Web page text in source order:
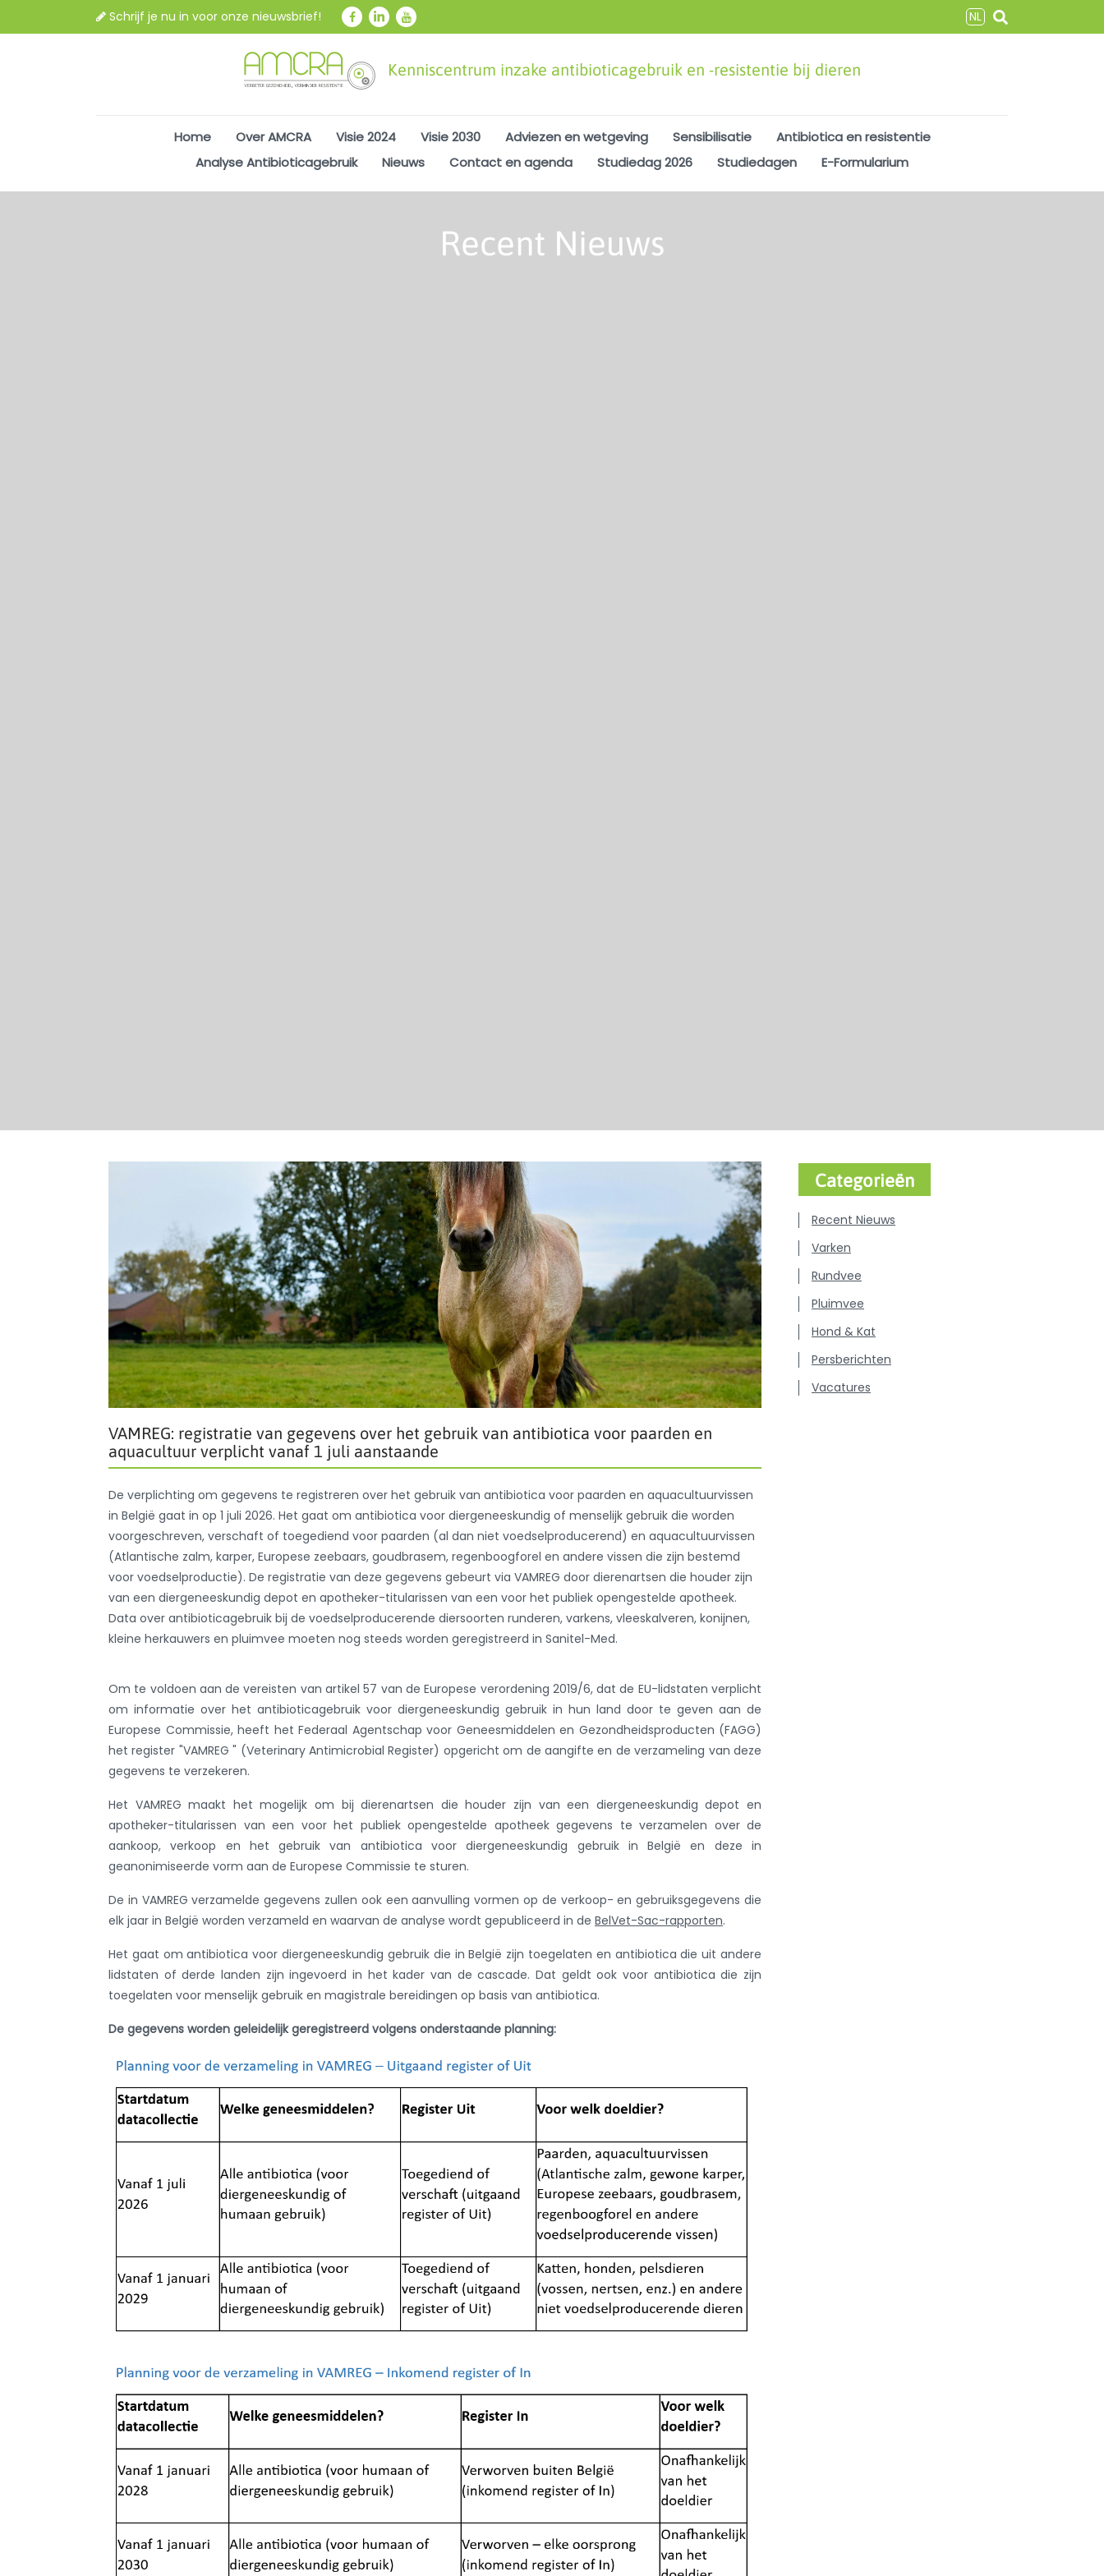
Schrijf je nu in voor onze nieuwsbrief! NL
Kenniscentrum inzake antibioticagebruik en -resistentie bij dieren
Home Over AMCRA Visie 2024 Visie 2030 Adviezen en wetgeving Sensibilisatie
Antibiotica en resistentie
Analyse Antibioticagebruik
Nieuws Contact en agenda Studiedag 2026 Studiedagen E-Formularium
Recent Nieuws
VAMREG: registratie van gegevens over het gebruik van antibiotica voor paarden en
aquacultuur verplicht vanaf 1 juli aanstaande
De verplichting om gegevens te registreren over het gebruik van antibiotica voor paarden en aquacultuurvissen
in België gaat in op 1 juli 2026. Het gaat om antibiotica voor diergeneeskundig of menselijk gebruik die worden
voorgeschreven, verschaft of toegediend voor paarden (al dan niet voedselproducerend) en aquacultuurvissen
(Atlantische zalm, karper, Europese zeebaars, goudbrasem, regenboogforel en andere vissen die zijn bestemd
voor voedselproductie). De registratie van deze gegevens gebeurt via VAMREG door dierenartsen die houder zijn
van een diergeneeskundig depot en apotheker-titularissen van een voor het publiek opengestelde apotheek.
Data over antibioticagebruik bij de voedselproducerende diersoorten runderen, varkens, vleeskalveren, konijnen,
kleine herkauwers en pluimvee moeten nog steeds worden geregistreerd in Sanitel-Med.
Om te voldoen aan de vereisten van artikel 57 van de Europese verordening 2019/6, dat de EU-lidstaten verplicht
om informatie over het antibioticagebruik voor diergeneeskundig gebruik in hun land door te geven aan de
Europese Commissie, heeft het Federaal Agentschap voor Geneesmiddelen en Gezondheidsproducten (FAGG)
het register "VAMREG " (Veterinary Antimicrobial Register) opgericht om de aangifte en de verzameling van deze
gegevens te verzekeren.
Het VAMREG maakt het mogelijk om bij dierenartsen die houder zijn van een diergeneeskundig depot en
apotheker-titularissen van een voor het publiek opengestelde apotheek gegevens te verzamelen over de
aankoop, verkoop en het gebruik van antibiotica voor diergeneeskundig gebruik in België en deze in
geanonimiseerde vorm aan de Europese Commissie te sturen.
De in VAMREG verzamelde gegevens zullen ook een aanvulling vormen op de verkoop- en gebruiksgegevens die
elk jaar in België worden verzameld en waarvan de analyse wordt gepubliceerd in de BelVet-Sac-rapporten.
Het gaat om antibiotica voor diergeneeskundig gebruik die in België zijn toegelaten en antibiotica die uit andere
lidstaten of derde landen zijn ingevoerd in het kader van de cascade. Dat geldt ook voor antibiotica die zijn
toegelaten voor menselijk gebruik en magistrale bereidingen op basis van antibiotica.
De gegevens worden geleidelijk geregistreerd volgens onderstaande planning:
Categorieën
Recent Nieuws
Varken
Rundvee
Pluimvee
Hond & Kat
Persberichten
Vacatures